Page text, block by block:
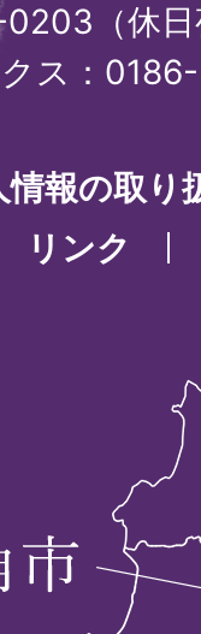
（休
ス：
情報の取り
リンク